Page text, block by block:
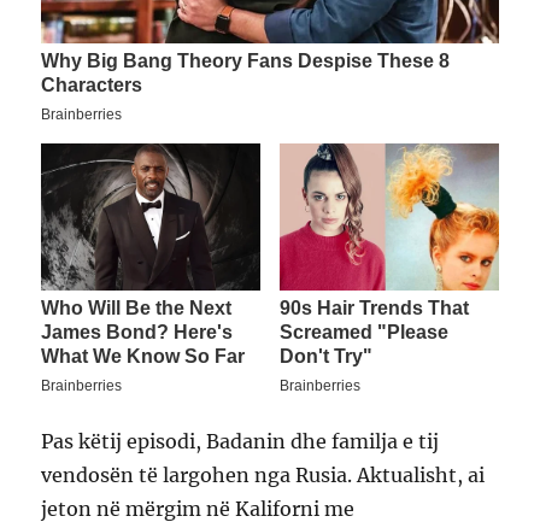
Pas këtij episodi, Badanin dhe familja e tij
vendosën të largohen nga Rusia. Aktualisht, ai
jeton në mërgim në Kaliforni me